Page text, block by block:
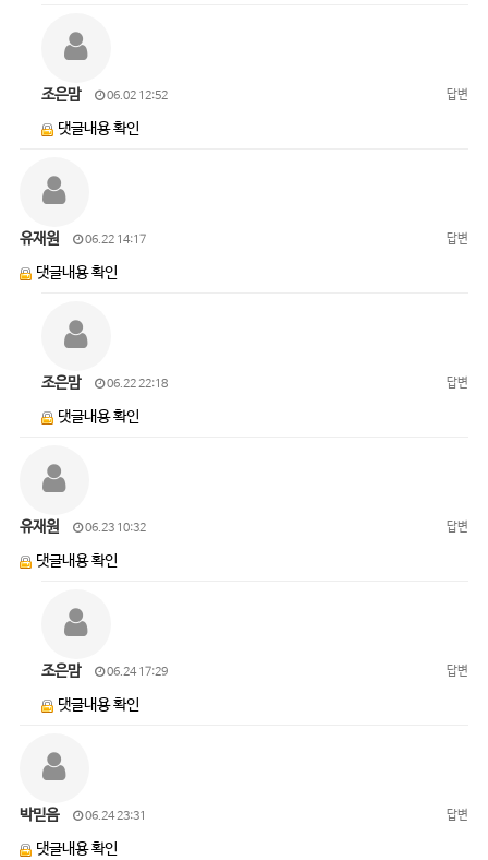
조은맘 06.02 12:52 답변
댓글내용 확인
유재원 06.22 14:17 답변
댓글내용 확인
조은맘 06.22 22:18 답변
댓글내용 확인
유재원 06.23 10:32 답변
댓글내용 확인
조은맘 06.24 17:29 답변
댓글내용 확인
박믿음 06.24 23:31 답변
댓글내용 확인